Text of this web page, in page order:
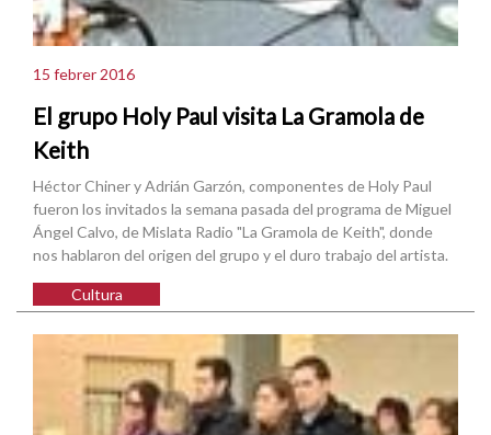
15 febrer 2016
El grupo Holy Paul visita La Gramola de
Keith
Héctor Chiner y Adrián Garzón, componentes de Holy Paul
fueron los invitados la semana pasada del programa de Miguel
Ángel Calvo, de Mislata Radio "La Gramola de Keith", donde
nos hablaron del origen del grupo y el duro trabajo del artista.
Cultura